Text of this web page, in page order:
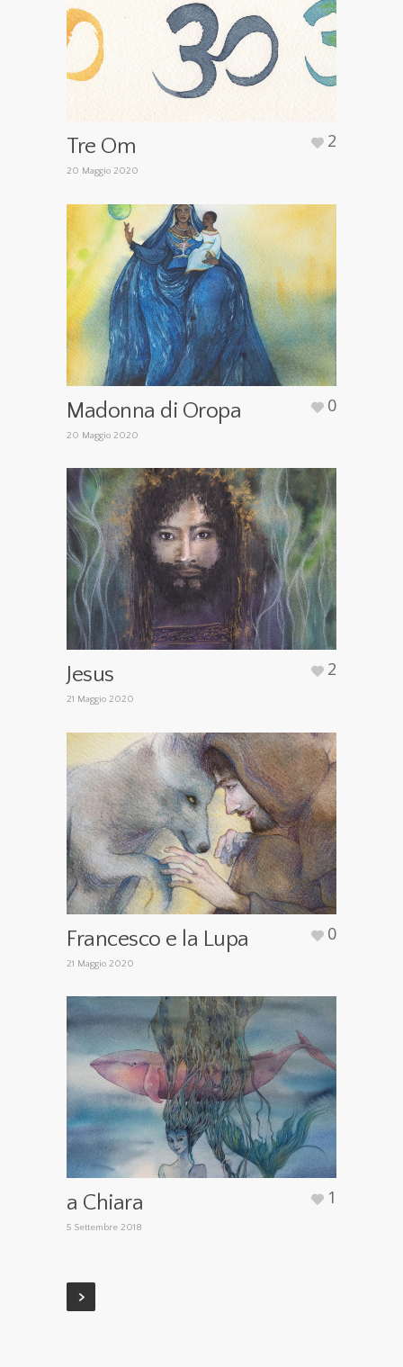
Tre Om
20 Maggio 2020
2
Madonna di Oropa
20 Maggio 2020
0
Jesus
21 Maggio 2020
2
Francesco e la Lupa
21 Maggio 2020
0
a Chiara
5 Settembre 2018
1